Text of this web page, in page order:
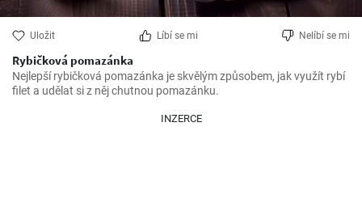
Uložit Líbí se mi Nelíbí se mi
Rybičková pomazánka
Nejlepší rybičková pomazánka je skvělým způsobem, jak využít rybí
filet a udělat si z něj chutnou pomazánku.
INZERCE